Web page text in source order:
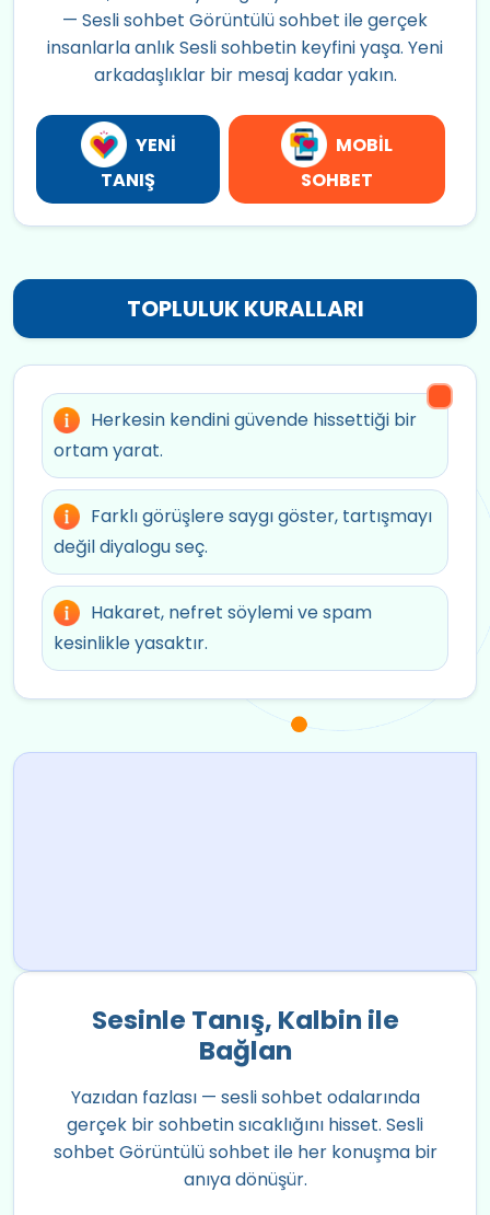
— Sesli sohbet Görüntülü sohbet ile gerçek
insanlarla anlık Sesli sohbetin keyfini yaşa. Yeni
arkadaşlıklar bir mesaj kadar yakın.
YENİ
TANIŞ
MOBİL
SOHBET
TOPLULUK KURALLARI
Herkesin kendini güvende hissettiği bir
ortam yarat.
Farklı görüşlere saygı göster, tartışmayı
değil diyalogu seç.
Hakaret, nefret söylemi ve spam
kesinlikle yasaktır.
Sesinle Tanış, Kalbin ile
Bağlan
Yazıdan fazlası — sesli sohbet odalarında
gerçek bir sohbetin sıcaklığını hisset. Sesli
sohbet Görüntülü sohbet ile her konuşma bir
anıya dönüşür.